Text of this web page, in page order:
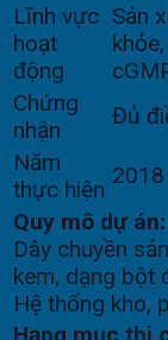
Lĩnh vực
hoạt
động
Sản
Chứng
nhận
Đủ
Năm
thực hiện
2018
Quy mô dự án:
Dây chuyền
kem, dạng bột
Hệ thống kho,
Hạng mục thi